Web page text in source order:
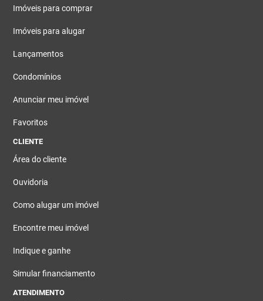
Imóveis para comprar
Imóveis para alugar
Lançamentos
Condomínios
Anunciar meu imóvel
Favoritos
CLIENTE
Área do cliente
Ouvidoria
Como alugar um imóvel
Encontre meu imóvel
Indique e ganhe
Simular financiamento
ATENDIMENTO